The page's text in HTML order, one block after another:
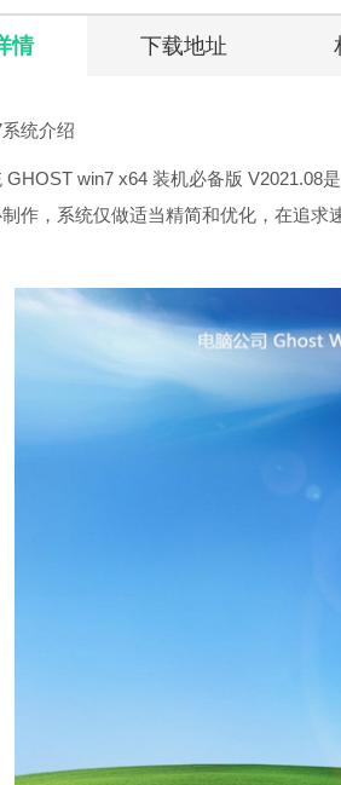
情 下载地址
统介绍
GHOST win7 x64 装机必备版 V2021.08
作，系统仅做适当精简和优化，在追